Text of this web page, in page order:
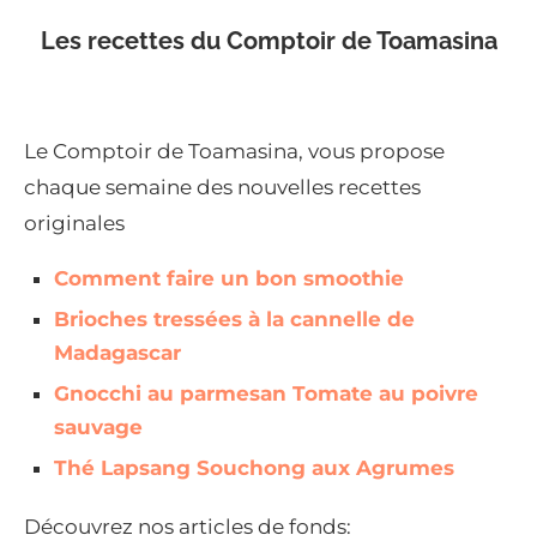
Les recettes du Comptoir de Toamasina
Le Comptoir de Toamasina, vous propose
chaque semaine des nouvelles recettes
originales
Comment faire un bon smoothie
Brioches tressées à la cannelle de
Madagascar
Gnocchi au parmesan Tomate au poivre
sauvage
Thé Lapsang Souchong aux Agrumes
Découvrez nos articles de fonds: